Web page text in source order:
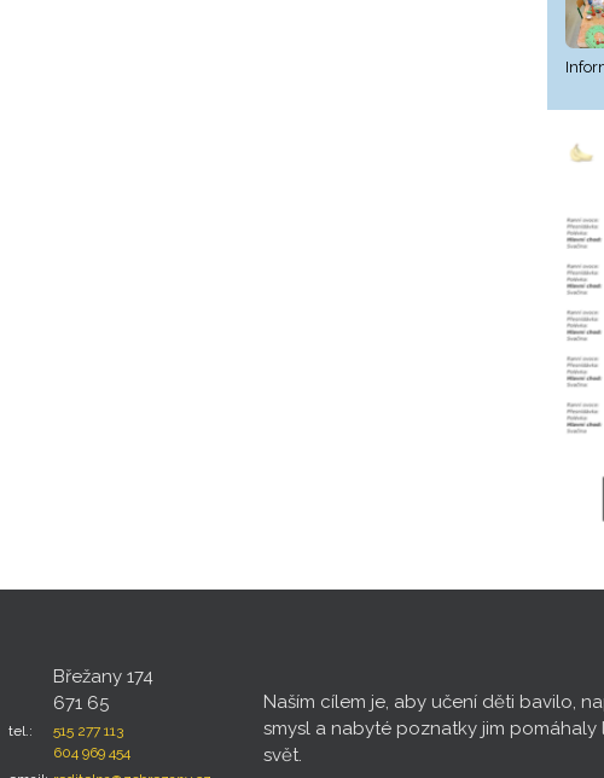
Břežany 174
671 65
tel.:
515 277 113
604 969 454
Naším cílem je, aby učení děti bavilo,
smysl a nabyté poznatky jim
svět.